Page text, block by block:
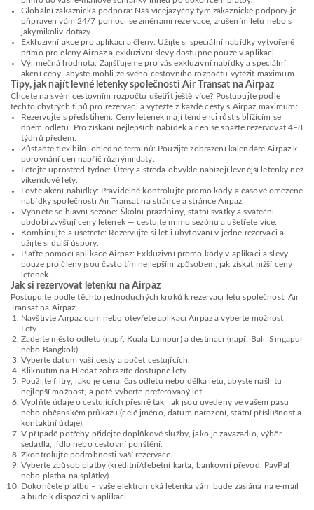
Globální zákaznická podpora: Náš vícejazyčný tým zákaznické podpory je
připraven vám 24/7 pomoci se změnami rezervace, zrušením letu nebo s
jakýmikoliv dotazy.
Exkluzivní akce pro aplikaci a členy: Užijte si speciální nabídky vytvořené
přímo pro členy Airpaz a exkluzivní slevy dostupné pouze v aplikaci.
Výjimečná hodnota: Zajišťujeme pro vás exkluzivní nabídky a speciální
akční ceny, abyste mohli ze svého cestovního rozpočtu vytěžit maximum.
Tipy, jak najít levné letenky společnosti Air Transat na Airpaz
Chcete na svém cestovním rozpočtu ušetřit ještě více? Postupujte podle
těchto chytrých tipů pro rezervaci a vytěžte z každé cesty s Airpaz maximum:
Rezervujte s předstihem: Ceny letenek mají tendenci růst s blížícím se
dnem odletu. Pro získání nejlepších nabídek a cen se snažte rezervovat 4–8
týdnů předem.
Zůstaňte flexibilní ohledně termínů: Použijte zobrazení kalendáře Airpaz k
porovnání cen napříč různými daty.
Létejte uprostřed týdne: Úterý a středa obvykle nabízejí levnější letenky než
víkendové lety.
Lovte akční nabídky: Pravidelně kontrolujte promo kódy a časově omezené
nabídky společnosti Air Transat na stránce a stránce Airpaz.
Vyhněte se hlavní sezóně: Školní prázdniny, státní svátky a sváteční
období zvyšují ceny letenek — cestujte mimo sezónu a ušetřete více.
Kombinujte a ušetřete: Rezervujte si let i ubytování v jedné rezervaci a
užijte si další úspory.
Plaťte pomocí aplikace Airpaz: Exkluzivní promo kódy v aplikaci a slevy
pouze pro členy jsou často tím nejlepším způsobem, jak získat nižší ceny
letenek.
Jak si rezervovat letenku na Airpaz
Postupujte podle těchto jednoduchých kroků k rezervaci letu společnosti Air
Transat na Airpaz:
Navštivte Airpaz.com nebo otevřete aplikaci Airpaz a vyberte možnost
Lety.
Zadejte město odletu (např. Kuala Lumpur) a destinaci (např. Bali, Singapur
nebo Bangkok).
Vyberte datum vaší cesty a počet cestujících.
Kliknutím na Hledat zobrazíte dostupné lety.
Použijte filtry, jako je cena, čas odletu nebo délka letu, abyste našli tu
nejlepší možnost, a poté vyberte preferovaný let.
Vyplňte údaje o cestujících přesně tak, jak jsou uvedeny ve vašem pasu
nebo občanském průkazu (celé jméno, datum narození, státní příslušnost a
kontaktní údaje).
V případě potřeby přidejte doplňkové služby, jako je zavazadlo, výběr
sedadla, jídlo nebo cestovní pojištění.
Zkontrolujte podrobnosti vaší rezervace.
Vyberte způsob platby (kreditní/debetní karta, bankovní převod, PayPal
nebo platba na splátky).
Dokončete platbu – vaše elektronická letenka vám bude zaslána na e-mail
a bude k dispozici v aplikaci.